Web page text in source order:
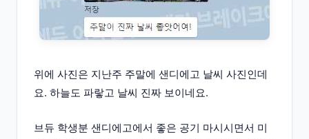
위에 사진은 지난주 주말에 샌디에고 날씨 사진인데
요. 하늘도 파랗고 날씨 진짜 보이네요.
브듀 학생분 샌디에고에서 좋은 공기 마시시면서 미